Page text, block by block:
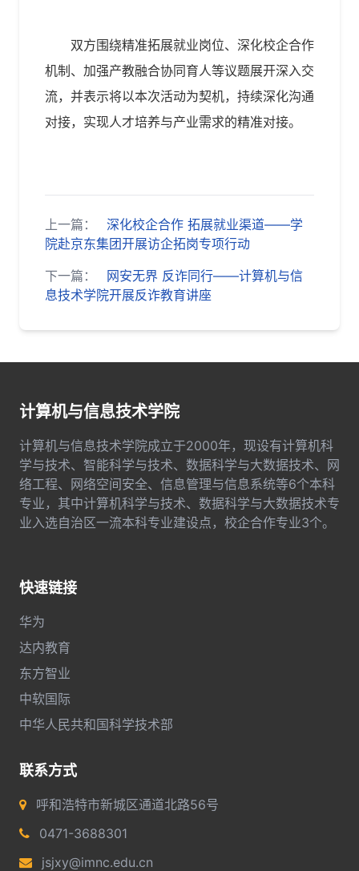
双方围绕精准拓展就业岗位、深化校企合作
机制、加强产教融合协同育人等议题展开深入交
流，并表示将以本次活动为契机，持续深化沟通
对接，实现人才培养与产业需求的精准对接。
上一篇：
深化校企合作 拓展就业渠道——学
院赴京东集团开展访企拓岗专项行动
下一篇：
网安无界 反诈同行——计算机与信
息技术学院开展反诈教育讲座
计算机与信息技术学院
计算机与信息技术学院成立于2000年，现设有计算机科
学与技术、智能科学与技术、数据科学与大数据技术、网
络工程、网络空间安全、信息管理与信息系统等6个本科
专业，其中计算机科学与技术、数据科学与大数据技术专
业入选自治区一流本科专业建设点，校企合作专业3个。
快速链接
华为
达内教育
东方智业
中软国际
中华人民共和国科学技术部
联系方式
呼和浩特市新城区通道北路56号
0471-3688301
jsjxy@imnc.edu.cn